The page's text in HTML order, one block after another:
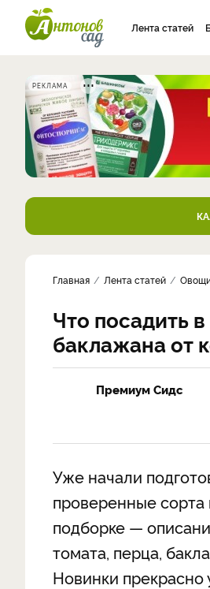
Лента статей
РЕКЛАМА
Главная Лента статей
Что посадить
баклажана от
Премиум Сидс
Уже начали
проверенные
подборке —
томата, перца,
Новинки